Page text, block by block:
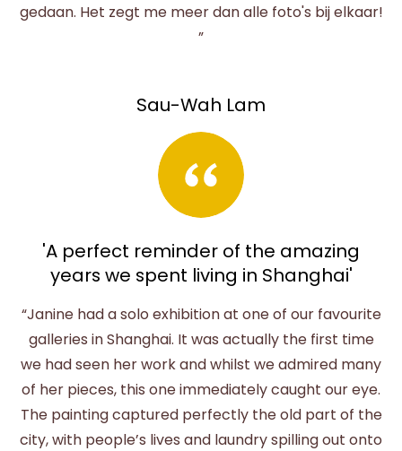
gedaan. Het zegt me meer dan alle foto's bij elkaar!
”
Sau-Wah Lam
'A perfect reminder of the amazing
years we spent living in Shanghai'
“Janine had a solo exhibition at one of our favourite
galleries in Shanghai. It was actually the first time
we had seen her work and whilst we admired many
of her pieces, this one immediately caught our eye.
The painting captured perfectly the old part of the
city, with people’s lives and laundry spilling out onto